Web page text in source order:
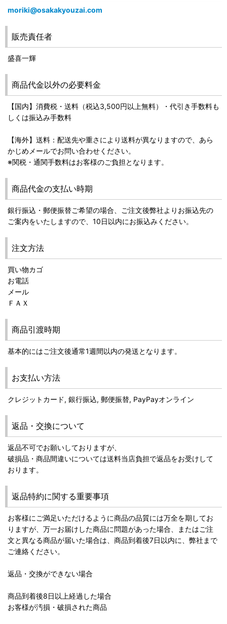
moriki@osakakyouzai.com
販売責任者
盛喜一輝
商品代金以外の必要料金
【国内】消費税・送料（税込3,500円以上無料）・代引き手数料も
しくは振込み手数料
【海外】送料：配送先や重さにより送料が異なりますので、あら
かじめメールでお問い合わせください。
※関税・通関手数料はお客様のご負担となります。
商品代金の支払い時期
銀行振込・郵便振替ご希望の場合、ご注文後弊社よりお振込先の
ご案内をいたしますので、10日以内にお振込みください。
注文方法
買い物カゴ
お電話
メール
ＦＡＸ
商品引渡時期
基本的にはご注文後通常1週間以内の発送となります。
お支払い方法
クレジットカード, 銀行振込, 郵便振替, PayPayオンライン
返品・交換について
返品不可でお願いしておりますが、
破損品・商品間違いについては送料当店負担で返品をお受けして
おります。
返品特約に関する重要事項
お客様にご満足いただけるように商品の品質には万全を期してお
りますが、万一お届けした商品に問題があった場合、またはご注
文と異なる商品が届いた場合は、商品到着後7日以内に、弊社まで
ご連絡ください。
返品・交換ができない場合
商品到着後8日以上経過した場合
お客様が汚損・破損された商品